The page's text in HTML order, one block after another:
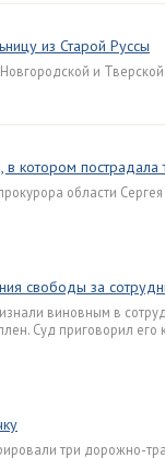
из Старой Руссы
и
котором пострадала
области
свободы за
виновным в
Суд приговорил
три дорожно-